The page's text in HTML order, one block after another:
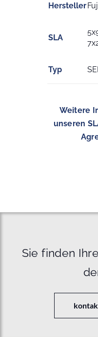
Hersteller
SLA
Typ
Weitere
unseren
Sie finden